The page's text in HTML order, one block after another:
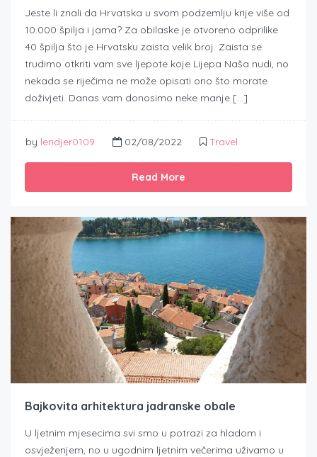
Jeste li znali da Hrvatska u svom podzemlju krije više od
10.000 špilja i jama? Za obilaske je otvoreno odprilike
40 špilja što je Hrvatsku zaista velik broj. Zaista se
trudimo otkriti vam sve ljepote koje Lijepa Naša nudi, no
nekada se riječima ne može opisati ono što morate
doživjeti. Danas vam donosimo neke manje […]
by lendjer0109 02/08/2022 Travel
Read More
Bajkovita arhitektura jadranske obale
U ljetnim mjesecima svi smo u potrazi za hladom i
osvježenjem, no u ugodnim ljetnim večerima uživamo u